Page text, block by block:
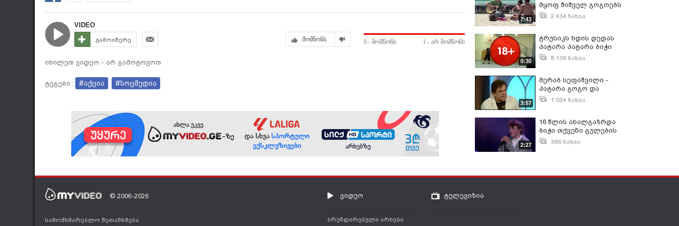
VIDEO
გამოიწერე მომწონს 0 - მომწონს 1 - არ მომწონს
იხილეთ ვიდეო - არ გამოტოვოთ
ტეგები : #აქცია #სოცმედია
7:43
მყოფ შიშველ გოგოებს
თავს სიმღერით
2 434 ნახვა
0:30
ტრუსიკს ხდის დედას
პატარა პატარა ბიჭი
შემთხვევით..
8 136 ნახვა
3:57
მერაბ სეფაშვილი -
პატარა გოგო და
პატარა ბიჭი
1 034 ნახვა
2:27
16 წლის ახალგაზრდა
ბიჭი თქვენი გულების
დაპყრობას ემოციური
366 ნახვა
© 2006-2026
სამომხმარებლო შეთანხმება
ვიდეო
ბრენდირებული არხები
ტელევიზია